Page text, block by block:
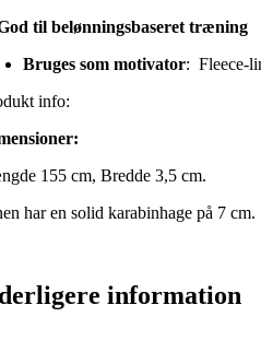
til belønningsbaseret træning
Bruges som motivator: Fleece-
info:
155 cm, Bredde 3,5 cm.
har en solid karabinhage på 7 cm.
information